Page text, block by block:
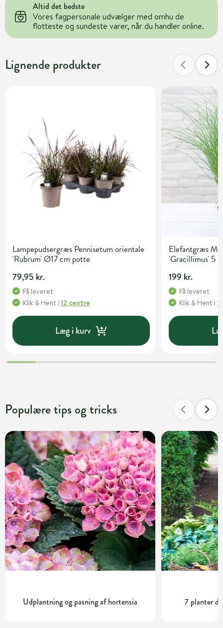
Altid det bedste
Vores fagpersonale udvælger med omhu de
flotteste og sundeste varer, når du handler online.
Lignende produkter
Lampepudsergræs Pennisetum orientale
'Rubrum' Ø17 cm potte
79,95 kr.
Få leveret
Klik & Hent i 12 centre
Læg i kurv
Elefantgræs
'Gracillimus' 5
199 kr.
Få leveret
Klik & Hent i
Populære tips og tricks
Udplantning og pasning af hortensia 7 planter